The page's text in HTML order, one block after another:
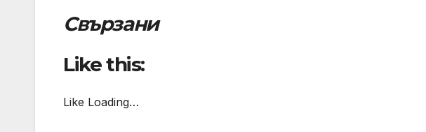
Свързани
Like this:
Like Loading…